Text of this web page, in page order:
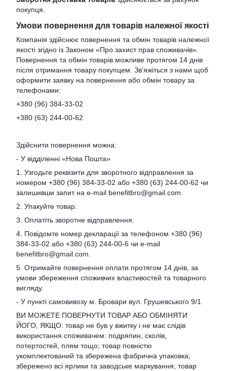
покупця.
Умови повернення для товарів належної якості
Компанія здійснює повернення та обмін товарів належної
якості згідно із Законом «Про захист прав споживачів».
Повернення та обмін товарів можливе протягом 14 днів
після отримання товару покупцем. Зв'яжіться з нами щоб
оформити заявку на повернення або обмін товару за
телефонами:
+380 (96) 384-33-02
+380 (63) 244-00-62
Здійснити повернення можна:
- У відділенні «Нова Пошта»
1. Узгодьте реквізити для зворотного відправлення за
номером +380 (96) 384-33-02 або +380 (63) 244-00-62 чи
залишивши запит на e-mail benefitbro@gmail.com
2. Упакуйте товар.
3. Оплатіть зворотне відправлення.
4. Повідомте номер декларації за телефоном +380 (96)
384-33-02 або +380 (63) 244-00-6 чи e-mail
benefitbro@gmail.com
5. Отримайте повернення оплати протягом 14 днів, за
умови збереження споживчих властивостей та товарного
вигляду.
- У пункті самовивозу м. Бровари вул. Грушевського 9/1
ВИ МОЖЕТЕ ПОВЕРНУТИ ТОВАР АБО ОБМІНЯТИ
ЙОГО, ЯКЩО: товар не був у вжитку і не має слідів
використання споживачем: подряпин, сколів,
потертостей, плям тощо; товар повністю
укомплектований та збережена фабрична упаковка;
збережено всі ярлики та заводське маркування; товар